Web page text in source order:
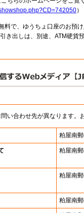
）
料で、ゆうちょ口座のお預
き出しは、別途、ATM硬貨
い合わせ先が異なります。
粕屋南
粕屋南
粕屋南
粕屋南